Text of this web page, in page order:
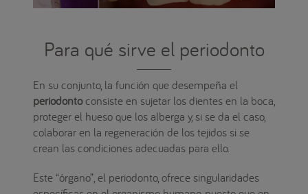
Para qué sirve el periodonto
En su conjunto, la función que desempeña el
periodontoconsiste en sujetar los dientes en la boca,
proteger el hueso que los alberga y, si se da el caso,
colaborar en la regeneración de los tejidos si se
crean las condiciones adecuadas para ello.
Este “órgano”, el periodonto, ofrece singularidades